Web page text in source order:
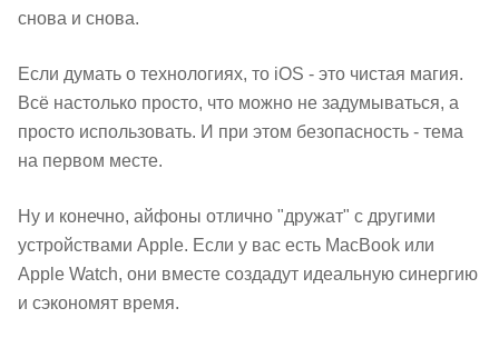
снова и снова.
Если думать о технологиях, то iOS - это чистая магия.
Всё настолько просто, что можно не задумываться, а
просто использовать. И при этом безопасность - тема
на первом месте.
Ну и конечно, айфоны отлично "дружат" с другими
устройствами Apple. Если у вас есть MacBook или
Apple Watch, они вместе создадут идеальную синергию
и сэкономят время.